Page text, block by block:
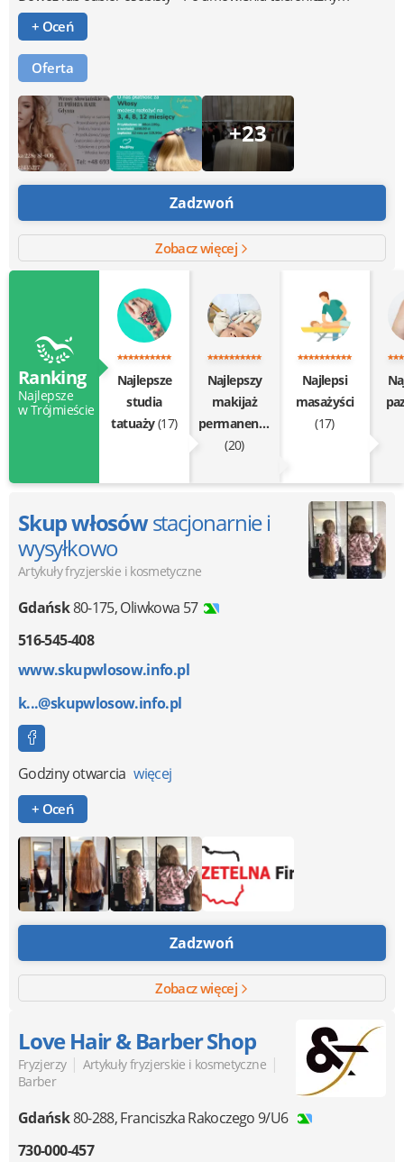
+ Oceń
Oferta
+23
Zadzwoń
Zobacz więcej
Ranking
Najlepsze
w Trójmieście
Najlepsze
studia
tatuaży(17)
Najlepszy
makijaż
permanentny
(20)
Najlepsi
masażyści
(17)
Skup włosówstacjonarnie i
wysyłkowo
Artykuły fryzjerskie i kosmetyczne
Gdańsk80-175,Oliwkowa 57
516-545-408
www.skupwlosow.info.pl
k...@skupwlosow.info.pl
Godziny otwarcia więcej
+ Oceń
Zadzwoń
Zobacz więcej
Love Hair & Barber Shop
Fryzjerzy | Artykuły fryzjerskie i kosmetyczne |
Barber
Gdańsk80-288,Franciszka Rakoczego 9/U6
730-000-457